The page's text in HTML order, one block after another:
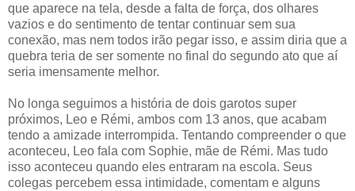
que aparece na tela, desde a falta de força, dos olhares
vazios e do sentimento de tentar continuar sem sua
conexão, mas nem todos irão pegar isso, e assim diria que a
quebra teria de ser somente no final do segundo ato que aí
seria imensamente melhor.
No longa seguimos a história de dois garotos super
próximos, Leo e Rémi, ambos com 13 anos, que acabam
tendo a amizade interrompida. Tentando compreender o que
aconteceu, Leo fala com Sophie, mãe de Rémi. Mas tudo
isso aconteceu quando eles entraram na escola. Seus
colegas percebem essa intimidade, comentam e alguns